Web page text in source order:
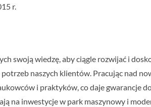
r.
swoją wiedzę, aby ciągle rozwijać i
naszych klientów. Pracując nad
i praktyków, co daje gwarancje
na inwestycje w park maszynowy i